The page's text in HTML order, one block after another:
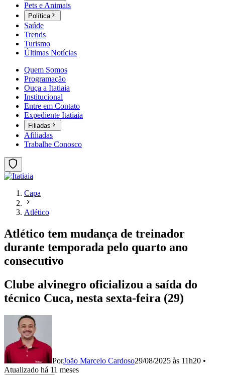
Pets e Animais
Política
Saúde
Trends
Turismo
Últimas Notícias
Quem Somos
Programação
Ouça a Itatiaia
Institucional
Entre em Contato
Expediente Itatiaia
Filiadas
Afiliadas
Trabalhe Conosco
Capa
Atlético
Atlético tem mudança de treinador
durante temporada pelo quarto ano
consecutivo
Clube alvinegro oficializou a saída do
técnico Cuca, nesta sexta-feira (29)
PorJoão Marcelo Cardoso29/08/2025 às 11h20 •
Atualizado há 11 meses